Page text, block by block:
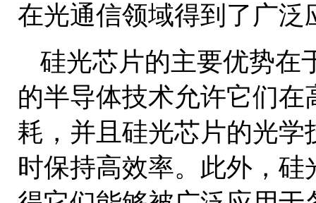
在光通信领域得到了广泛
硅光芯片的主要优势在
的半导体技术允许它们
耗，并且硅光芯片的光
时保持高效率。此外，